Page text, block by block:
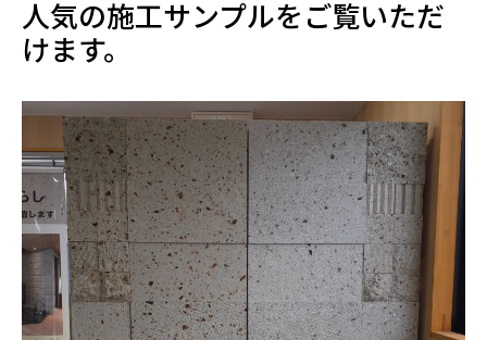
人気の施工サンプルをご覧いただ
けます。